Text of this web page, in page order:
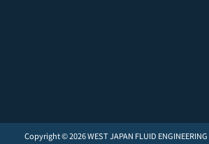
Copyright © 2026 WEST JAPAN FLUID ENGINEERING